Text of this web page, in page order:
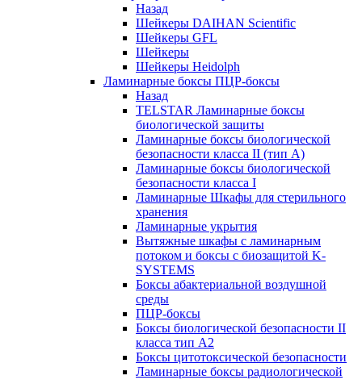
Назад
Шейкеры DAIHAN Scientific
Шейкеры GFL
Шейкеры
Шейкеры Heidolph
Ламинарные боксы ПЦР-боксы
Назад
TELSTAR Ламинарные боксы
биологической защиты
Ламинарные боксы биологической
безопасности класса II (тип А)
Ламинарные боксы биологической
безопасности класса I
Ламинарные Шкафы для стерильного
хранения
Ламинарные укрытия
Вытяжные шкафы с ламинарным
потоком и боксы с биозащитой K-
SYSTEMS
Боксы абактериальной воздушной
среды
ПЦР-боксы
Боксы биологической безопасности II
класса тип A2
Боксы цитотоксической безопасности
Ламинарные боксы радиологической